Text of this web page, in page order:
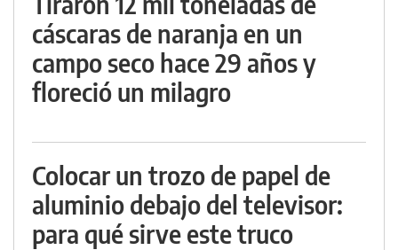
cáscaras de naranja en un
campo seco hace 29 años y
floreció un milagro
Colocar un trozo de papel de
aluminio debajo del televisor:
para qué sirve este truco